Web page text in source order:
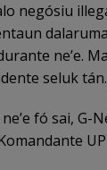
negósiu
ne’e.
seluk tán.
fó sai, G-